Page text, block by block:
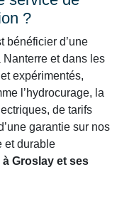
?
bénéficier d’une
et dans les
expérimentés,
l’hydrocurage, la
de tarifs
garantie sur nos
et durable
Groslay et ses